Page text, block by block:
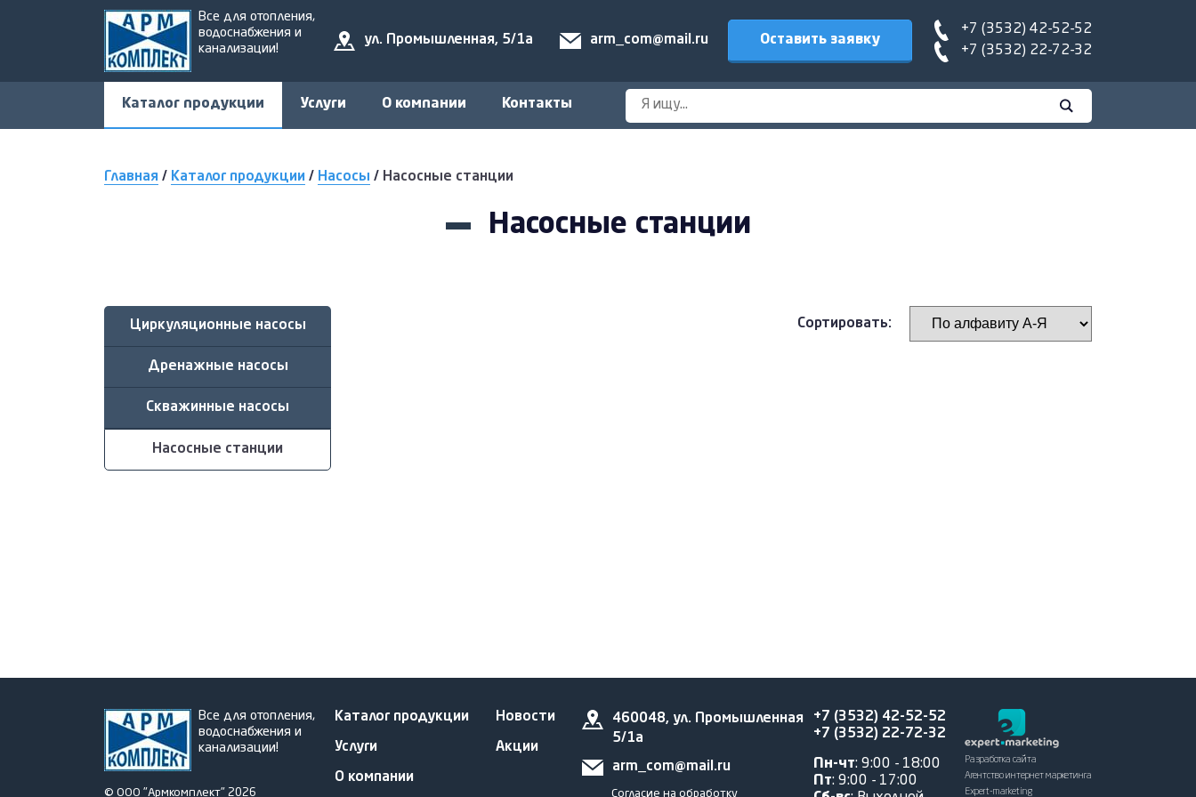
Все для отопления,
водоснабжения и
канализации!
ул. Промышленная, 5/1а arm_com@mail.ru Оставить заявку
+7 (3532) 42-52-52
+7 (3532) 22-72-32
Каталог продукции Услуги О компании Контакты
Главная / Каталог продукции / Насосы / Насосные станции
Насосные станции
Циркуляционные насосы
Дренажные насосы
Скважинные насосы
Насосные станции
Сортировать:
Все для отопления,
водоснабжения и
канализации!
© ООО "Армкомплект" 2026
Каталог продукции
Услуги
О компании
Новости
Акции
460048, ул. Промышленная
5/1а
arm_com@mail.ru
Согласие на обработку
+7 (3532) 42-52-52
+7 (3532) 22-72-32
Пн-чт: 9:00 - 18:00
Пт: 9:00 - 17:00
Разработка сайта
Агентство интернет маркетинга
Expert-marketing